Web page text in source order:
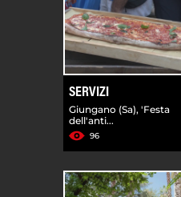
SERVIZI
Giungano (Sa), 'Festa
dell'anti...
96